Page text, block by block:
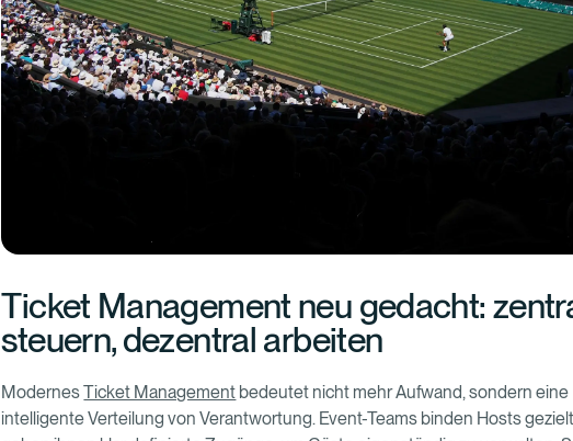
Ticket Management neu gedacht:
steuern, dezentral arbeiten
ModernesTicket Management bedeutet nicht mehr Aufwand, sondern eine
intelligente Verteilung von Verantwortung. Event-Teams binden Hosts